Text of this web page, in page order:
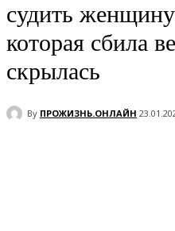
судить
которая сбила
скрылась
By ПРОЖИЗНЬ.ОНЛАЙН